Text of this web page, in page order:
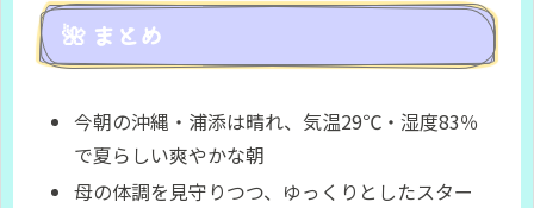
🌺 まとめ
今朝の沖縄・浦添は晴れ、気温29℃・湿度83％
で夏らしい爽やかな朝
母の体調を見守りつつ、ゆっくりとしたスター